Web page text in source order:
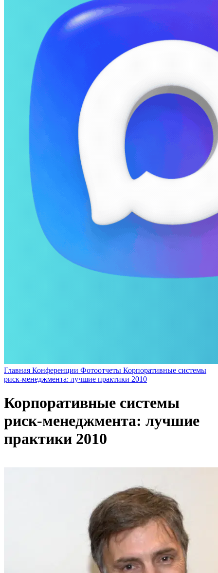
Главная Конференции Фотоотчеты Корпоративные системы
риск-менеджмента: лучшие практики 2010
Корпоративные системы
риск-менеджмента: лучшие
практики 2010